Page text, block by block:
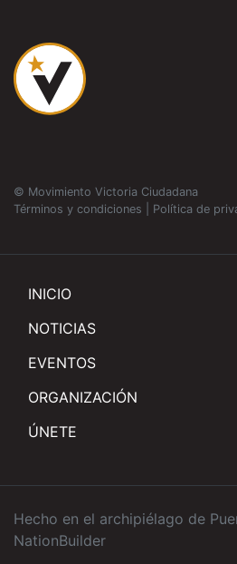
© Movimiento Victoria Ciudadana
Términos y condiciones
Política de
INICIO
NOTICIAS
EVENTOS
ORGANIZACIÓN
ÚNETE
Hecho en el archipiélago de
NationBuilder